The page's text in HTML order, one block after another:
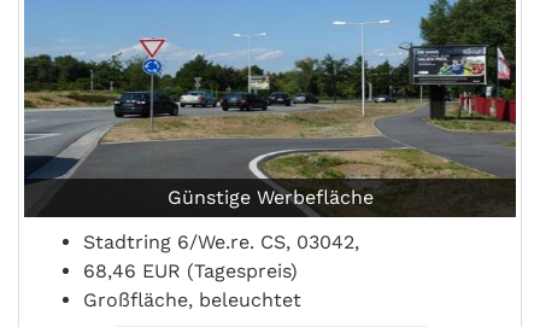
Günstige Werbefläche
Stadtring 6/We.re. CS, 03042,
68,46 EUR (Tagespreis)
Großfläche, beleuchtet